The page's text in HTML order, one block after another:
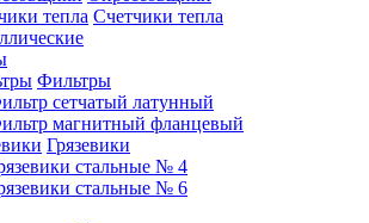
Счетчики тепла
Фильтры
сетчатый латунный
магнитный фланцевый
Грязевики
стальные № 4
стальные № 6